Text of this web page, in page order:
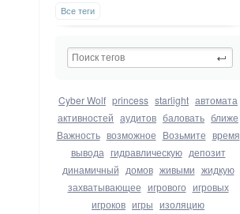
Все теги
Cyber Wolf princess starlight автомата
активностей аудитов баловать ближе
Важность возможное Возьмите время
вывода гидравлическую депозит
динамичный домов живыми жидкую
захватывающее игрового игровых
игроков игры изоляцию